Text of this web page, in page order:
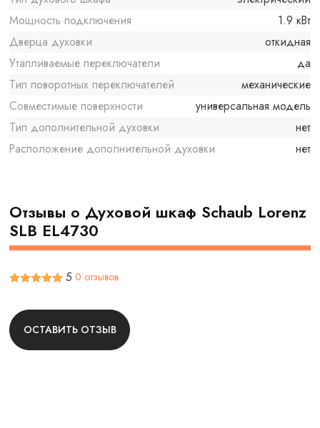
Мощность подключения
1.9 кВт
Дверца духовки
откидная
Утапливаемые переключатели
да
Тип поворотных переключателей
механические
Совместимые поверхности
универсальная модель
Тип дополнительной духовки
нет
Расположение дополнительной духовки
нет
Отзывы о Духовой шкаф Schaub Lorenz
SLB EL4730
5 0 отзывов
ОСТАВИТЬ ОТЗЫВ